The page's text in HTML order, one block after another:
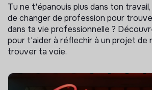
Tu ne t'épanouis plus dans ton
de changer de profession pour
dans ta vie professionnelle ?
pour t'aider à réflechir à un projet de
trouver ta voie.